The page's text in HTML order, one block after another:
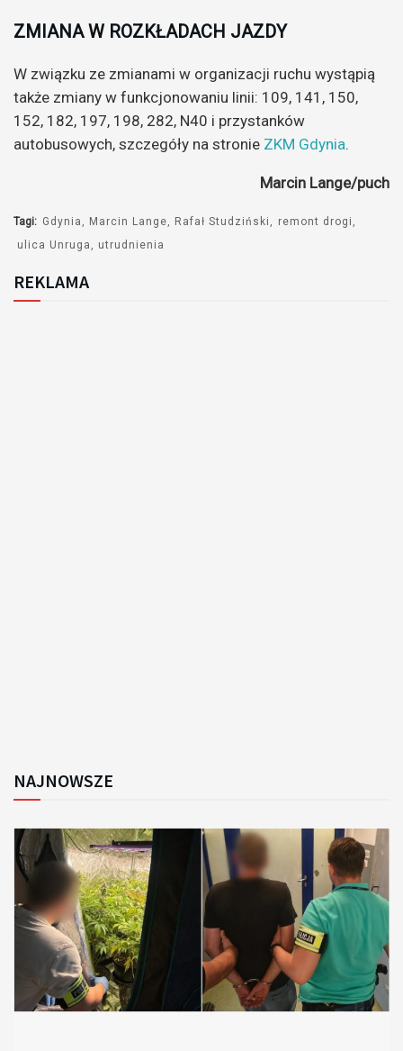
ZMIANA W ROZKŁADACH JAZDY
W związku ze zmianami w organizacji ruchu wystąpią
także zmiany w funkcjonowaniu linii: 109, 141, 150,
152, 182, 197, 198, 282, N40 i przystanków
autobusowych, szczegóły na stronie ZKM Gdynia.
Marcin Lange/puch
Tagi: Gdynia Marcin Lange Rafał Studziński
remont drogi
ulica Unruga
utrudnienia
REKLAMA
NAJNOWSZE